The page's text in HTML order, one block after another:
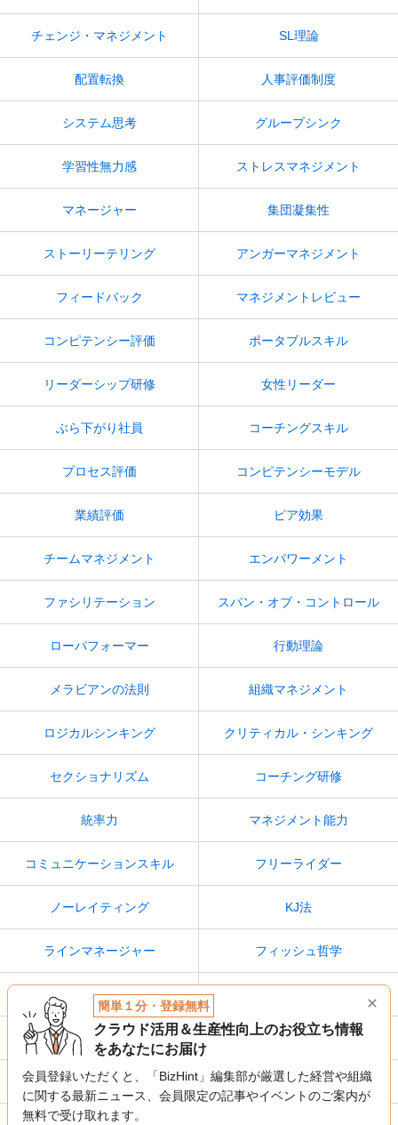
チェンジ・マネジメント SL理論
配置転換 人事評価制度
システム思考 グループシンク
学習性無力感 ストレスマネジメント
マネージャー 集団凝集性
ストーリーテリング アンガーマネジメント
フィードバック マネジメントレビュー
コンピテンシー評価 ポータブルスキル
リーダーシップ研修 女性リーダー
ぶら下がり社員 コーチングスキル
プロセス評価 コンピテンシーモデル
業績評価 ピア効果
チームマネジメント エンパワーメント
ファシリテーション スパン・オブ・コントロール
ローパフォーマー 行動理論
メラビアンの法則 組織マネジメント
ロジカルシンキング クリティカル・シンキング
セクショナリズム コーチング研修
統率力 マネジメント能力
コミュニケーションスキル フリーライダー
ノーレイティング KJ法
ラインマネージャー フィッシュ哲学
ピアプレッシャー
SMARTの法則 オーナーシップ
ゼロベース思考 レコグニション
簡単１分・登録無料
クラウド活用＆生産性向上のお役立ち情報
をあなたにお届け
会員登録いただくと、「BizHint」編集部が厳選した経営や組織
に関する最新ニュース、 会員限定の記事やイベントのご案内が
無料で受け取れます。